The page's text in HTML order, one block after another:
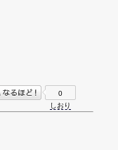
0
しおり